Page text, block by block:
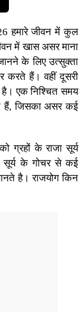
हमारे जीवन में कुल
में खास असर माना
के लिए उत्सुक्ता
करते हैं। वहीं दूसरी
है। एक निश्चित समय
हैं, जिसका असर कई
ग्रहों के राजा सूर्य
सूर्य के गोचर से कई
है। राजयोग किन